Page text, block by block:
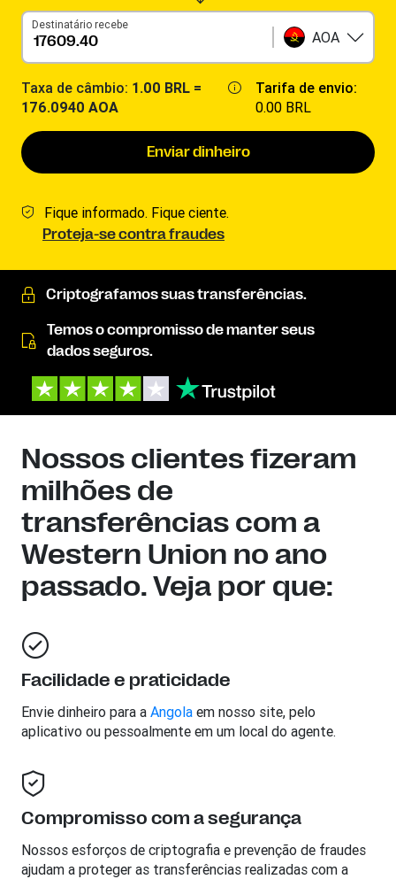
Destinatário recebe
AOA
Taxa de câmbio: 1.00 BRL =
176.0940 AOA
Tarifa de envio:
0.00 BRL
Enviar dinheiro
Fique informado. Fique ciente.
Proteja-se contra fraudes
Criptografamos suas transferências.
Temos o compromisso de manter seus
dados seguros.
Nossos clientes fizeram
milhões de
transferências com a
Western Union no ano
passado. Veja por que:
Facilidade e praticidade
Envie dinheiro para a Angola em nosso site, pelo
aplicativo ou pessoalmente em um local do agente.
Compromisso com a segurança
Nossos esforços de criptografia e prevenção de fraudes
ajudam a proteger as transferências realizadas com a